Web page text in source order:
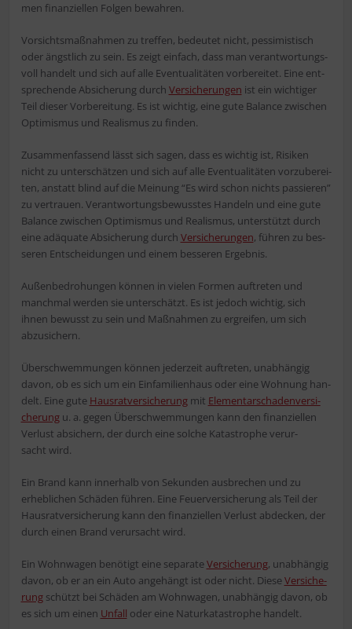
men finan­zi­el­len Fol­gen bewahren.
Vor­sichts­maß­nah­men zu tref­fen, bedeu­tet nicht, pes­si­mis­tisch
oder ängst­lich zu sein. Es zeigt ein­fach, dass man ver­ant­wor­tungs­
voll han­delt und sich auf alle Even­tua­li­tä­ten vor­be­rei­tet. Eine ent­
spre­chen­de Absi­che­rung durch Ver­si­che­run­gen ist ein wich­ti­ger
Teil die­ser Vor­be­rei­tung. Es ist wich­tig, eine gute Balan­ce zwi­schen
Opti­mis­mus und Rea­lis­mus zu finden.
Zusam­men­fas­send lässt sich sagen, dass es wich­tig ist, Risi­ken
nicht zu unter­schät­zen und sich auf alle Even­tua­li­tä­ten vor­zu­be­rei­
ten, anstatt blind auf die Mei­nung “Es wird schon nichts pas­sie­ren”
zu ver­trau­en. Ver­ant­wor­tungs­be­wuss­tes Han­deln und eine gute
Balan­ce zwi­schen Opti­mis­mus und Rea­lis­mus, unter­stützt durch
eine adäqua­te Absi­che­rung durch Ver­si­che­run­gen, füh­ren zu bes­
se­ren Ent­schei­dun­gen und einem bes­se­ren Ergebnis.
Außen­be­dro­hun­gen kön­nen in vie­len For­men auf­tre­ten und
manch­mal wer­den sie unter­schätzt. Es ist jedoch wich­tig, sich
ihnen bewusst zu sein und Maß­nah­men zu ergrei­fen, um sich
abzusichern.
Über­schwem­mun­gen kön­nen jeder­zeit auf­tre­ten, unab­hän­gig
davon, ob es sich um ein Ein­fa­mi­li­en­haus oder eine Woh­nung han­
delt. Eine gute Haus­rat­ver­si­che­rungmit Ele­men­tar­scha­den­ver­si­
che­rungu. a. gegen Über­schwem­mun­gen kann den finan­zi­el­len
Ver­lust absi­chern, der durch eine sol­che Kata­stro­phe ver­ur­
sacht wird.
Ein Brand kann inner­halb von Sekun­den aus­bre­chen und zu
erheb­li­chen Schä­den füh­ren. Eine Feu­er­ver­si­che­rung als Teil der
Haus­rat­ver­si­che­rung kann den finan­zi­el­len Ver­lust abde­cken, der
durch einen Brand ver­ur­sacht wird.
Ein Wohn­wa­gen benö­tigt eine sepa­ra­teVer­si­che­rung, unab­hän­gig
davon, ob er an ein Auto ange­hängt ist oder nicht. Die­seVer­si­che­
rungschützt bei Schä­den am Wohn­wa­gen, unab­hän­gig davon, ob
es sich um einen Unfall oder eine Natur­ka­ta­stro­phe handelt.